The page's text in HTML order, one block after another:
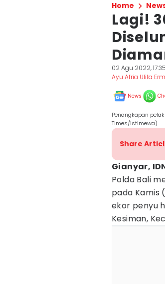
Home
Lagi!
02 Agu 2022,
Ayu Afria Ulita
News
Penangkapan
Times/istimewa)
Share
Gianyar,
Polda Bali
pada Kamis
ekor penyu
Kesiman,